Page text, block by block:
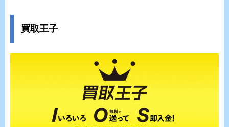
買取王子